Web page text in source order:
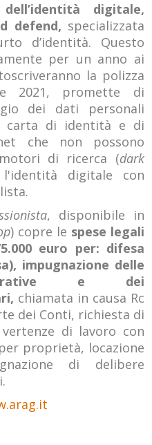
digitale,
defend, specializzata
d’identità. Questo
per un anno ai
la polizza
2021, promette di
dei dati personali
carta di identità e di
che non possono
di ricerca (dark
digitale con
, disponibile in
) copre le spese legali
euro per: difesa
impugnazione delle
e dei
chiamata in causa Rc
dei Conti, richiesta di
di lavoro con
proprietà, locazione
di delibere